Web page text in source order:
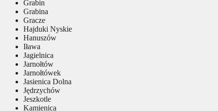
Grabin
Grabina
Gracze
Hajduki Nyskie
Hanuszów
Iława
Jagielnica
Jarnołtów
Jarnołtówek
Jasienica Dolna
Jędrzychów
Jeszkotle
Kamienica